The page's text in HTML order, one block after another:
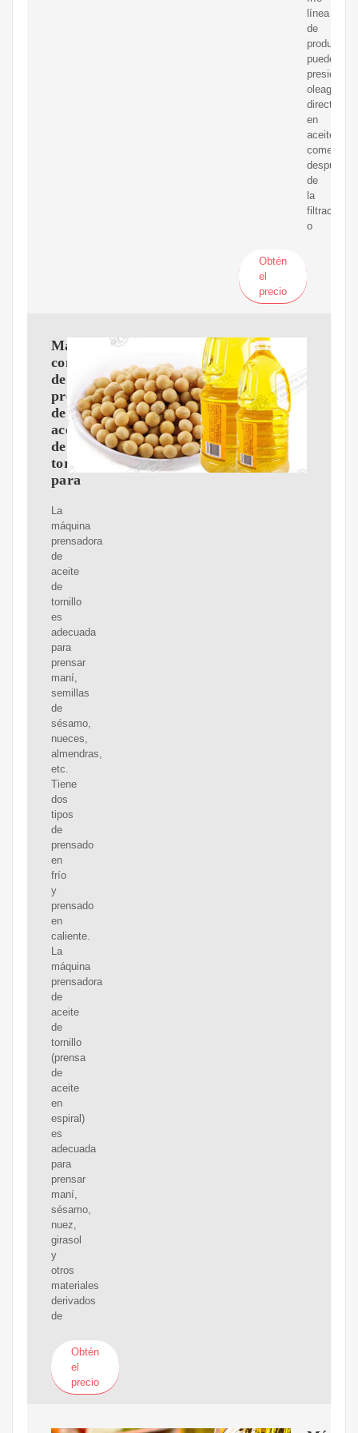
línea
de
producción
puede
presionar
oleaginosa
en
aceite
comestible
después
de
la
filtración
o
Obtén
el
precio
Máquina
comercial
de
prensa
de
aceite
de
tornillo
para
La
máquina
prensadora
de
aceite
de
tornillo
es
adecuada
para
prensar
maní,
semillas
de
sésamo,
nueces,
almendras,
etc.
Tiene
dos
tipos
de
prensado
en
frío
y
prensado
en
caliente.
La
máquina
prensadora
de
aceite
de
tornillo
(prensa
de
aceite
en
espiral)
es
adecuada
para
prensar
maní,
sésamo,
nuez,
girasol
y
otros
materiales
derivados
de
Obtén
el
precio